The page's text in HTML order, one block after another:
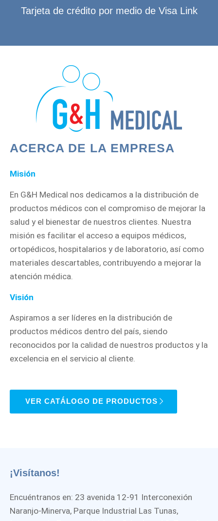
Tarjeta de crédito por medio de Visa Link
ACERCA DE LA EMPRESA
Misión
En G&H Medical nos dedicamos a la distribución de
productos médicos con el compromiso de mejorar la
salud y el bienestar de nuestros clientes. Nuestra
misión es facilitar el acceso a equipos médicos,
ortopédicos, hospitalarios y de laboratorio, así como
materiales descartables, contribuyendo a mejorar la
atención médica.
Visión
Aspiramos a ser líderes en la distribución de
productos médicos dentro del país, siendo
reconocidos por la calidad de nuestros productos y la
excelencia en el servicio al cliente.
VER CATÁLOGO DE PRODUCTOS
¡Visítanos!
Encuéntranos en: 23 avenida 12-91 Interconexión
Naranjo-Minerva, Parque Industrial Las Tunas,